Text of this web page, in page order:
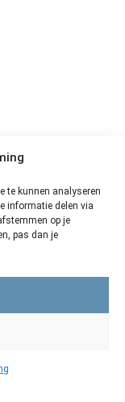
te kunnen analyseren
informatie delen via
op je
pas dan je
met haar
middelen voor
voor grote en